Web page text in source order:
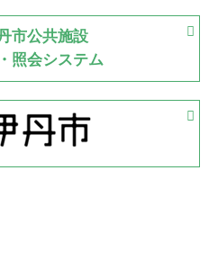
会が開催
競技の部
市公共施設
照会システム